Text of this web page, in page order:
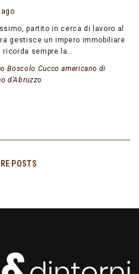
partito in cerca di lavoro al
gestisce un impero immobiliare
ricorda sempre la…
Boscolo Cucco americano di
d'Abruzzo
POSTS